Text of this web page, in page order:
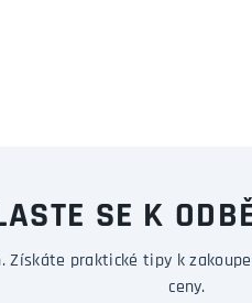
SE K
Získáte praktické tipy k
ceny.